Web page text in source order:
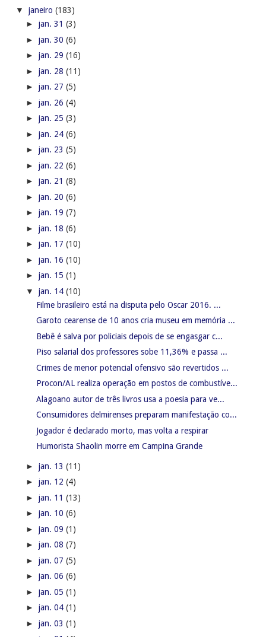
▼ janeiro (183)
► jan. 31 (3)
► jan. 30 (6)
► jan. 29 (16)
► jan. 28 (11)
► jan. 27 (5)
► jan. 26 (4)
► jan. 25 (3)
► jan. 24 (6)
► jan. 23 (5)
► jan. 22 (6)
► jan. 21 (8)
► jan. 20 (6)
► jan. 19 (7)
► jan. 18 (6)
► jan. 17 (10)
► jan. 16 (10)
► jan. 15 (1)
▼ jan. 14 (10)
Filme brasileiro está na disputa pelo Oscar 2016. ...
Garoto cearense de 10 anos cria museu em memória ...
Bebê é salva por policiais depois de se engasgar c...
Piso salarial dos professores sobe 11,36% e passa ...
Crimes de menor potencial ofensivo são revertidos ...
Procon/AL realiza operação em postos de combustíve...
Alagoano autor de três livros usa a poesia para ve...
Consumidores delmirenses preparam manifestação co...
Jogador é declarado morto, mas volta a respirar
Humorista Shaolin morre em Campina Grande
► jan. 13 (11)
► jan. 12 (4)
► jan. 11 (13)
► jan. 10 (6)
► jan. 09 (1)
► jan. 08 (7)
► jan. 07 (5)
► jan. 06 (6)
► jan. 05 (1)
► jan. 04 (1)
► jan. 03 (1)